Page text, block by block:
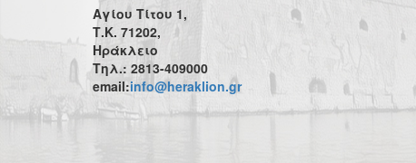
Αγίου Τίτου 1,
Τ.Κ. 71202,
Ηράκλειο
Τηλ.: 2813-409000
email:info@heraklion.gr